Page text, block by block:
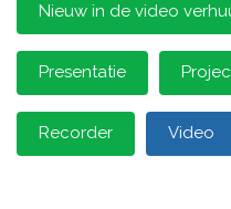
Nieuw in de video
Presentatie
Recorder Video